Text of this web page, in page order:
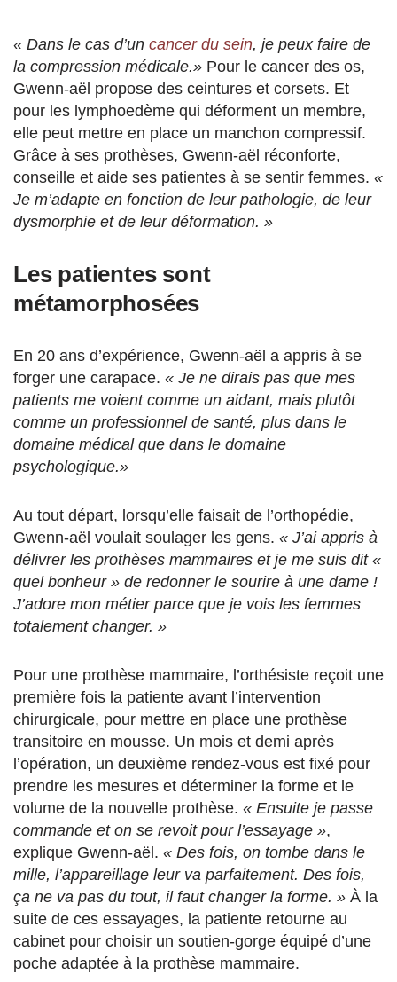
« Dans le cas d’un cancer du sein, je peux faire de
la compression médicale.» Pour le cancer des os,
Gwenn-aël propose des ceintures et corsets. Et
pour les lymphoedème qui déforment un membre,
elle peut mettre en place un manchon compressif.
Grâce à ses prothèses, Gwenn-aël réconforte,
conseille et aide ses patientes à se sentir femmes. «
Je m’adapte en fonction de leur pathologie, de leur
dysmorphie et de leur déformation. »
Les patientes sont
métamorphosées
En 20 ans d’expérience, Gwenn-aël a appris à se
forger une carapace. « Je ne dirais pas que mes
patients me voient comme un aidant, mais plutôt
comme un professionnel de santé, plus dans le
domaine médical que dans le domaine
psychologique.»
Au tout départ, lorsqu’elle faisait de l’orthopédie,
Gwenn-aël voulait soulager les gens. « J’ai appris à
délivrer les prothèses mammaires et je me suis dit «
quel bonheur » de redonner le sourire à une dame !
J’adore mon métier parce que je vois les femmes
totalement changer. »
Pour une prothèse mammaire, l’orthésiste reçoit une
première fois la patiente avant l’intervention
chirurgicale, pour mettre en place une prothèse
transitoire en mousse. Un mois et demi après
l’opération, un deuxième rendez-vous est fixé pour
prendre les mesures et déterminer la forme et le
volume de la nouvelle prothèse. « Ensuite je passe
commande et on se revoit pour l’essayage »,
explique Gwenn-aël. « Des fois, on tombe dans le
mille, l’appareillage leur va parfaitement. Des fois,
ça ne va pas du tout, il faut changer la forme. » À la
suite de ces essayages, la patiente retourne au
cabinet pour choisir un soutien-gorge équipé d’une
poche adaptée à la prothèse mammaire.